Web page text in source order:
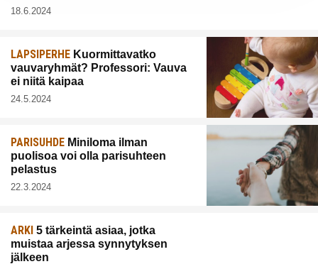
18.6.2024
LAPSIPERHE Kuormittavatko
vauvaryhmät? Professori: Vauva
ei niitä kaipaa
24.5.2024
PARISUHDE Miniloma ilman
puolisoa voi olla parisuhteen
pelastus
22.3.2024
ARKI 5 tärkeintä asiaa, jotka
muistaa arjessa synnytyksen
jälkeen